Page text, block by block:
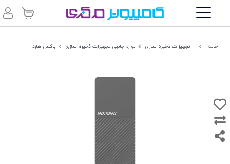
خانه تجهیزات ذخیره سازی لوازم جانبی تجهیزات ذخیره سازی باکس هارد